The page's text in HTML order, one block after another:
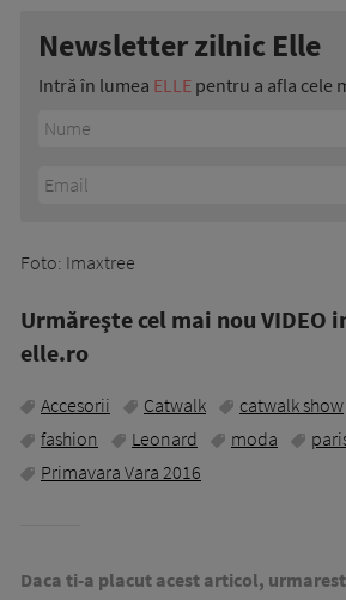
Newsletter zilnic Elle
Intră în lumea ELLE pentru a afla cele
Foto: Imaxtree
Urmăreşte cel mai nou VIDEO
elle.ro
Accesorii Catwalk catwalk show
fashion
Leonard moda
Primavara Vara 2016
Daca ti-a placut acest articol,